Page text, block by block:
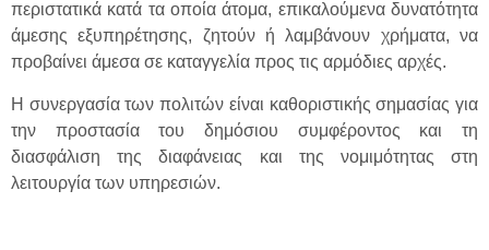
περιστατικά κατά τα οποία άτομα, επικαλούμενα δυνατότητα
άμεσης εξυπηρέτησης, ζητούν ή λαμβάνουν χρήματα, να
προβαίνει άμεσα σε καταγγελία προς τις αρμόδιες αρχές.
Η συνεργασία των πολιτών είναι καθοριστικής σημασίας για
την προστασία του δημόσιου συμφέροντος και τη
διασφάλιση της διαφάνειας και της νομιμότητας στη
λειτουργία των υπηρεσιών.